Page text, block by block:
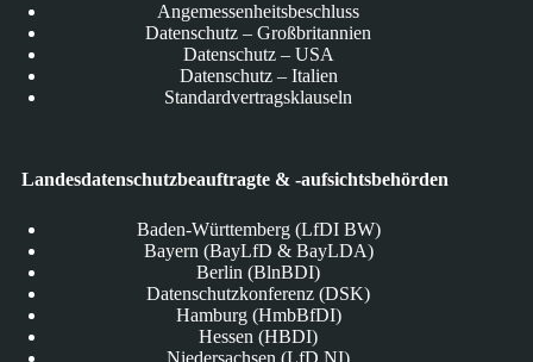
Angemessenheitsbeschluss
Datenschutz – Großbritannien
Datenschutz – USA
Datenschutz – Italien
Standardvertragsklauseln
Landesdatenschutzbeauftragte & -aufsichtsbehörden
Baden-Württemberg (LfDI BW)
Bayern (BayLfD & BayLDA)
Berlin (BlnBDI)
Datenschutzkonferenz (DSK)
Hamburg (HmbBfDI)
Hessen (HBDI)
Niedersachsen (LfD NI)